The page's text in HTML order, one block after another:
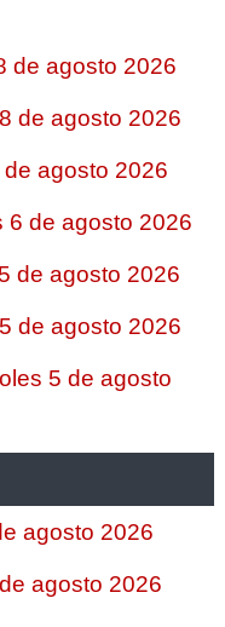
de agosto 2026
de agosto 2026
agosto 2026
6 de agosto 2026
de agosto 2026
de agosto 2026
5 de agosto
agosto 2026
agosto 2026